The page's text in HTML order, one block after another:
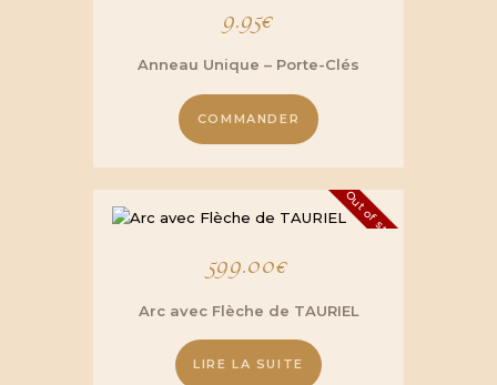
9.95€
Anneau Unique – Porte-Clés
COMMANDER
Out of stock
599.00€
Arc avec Flèche de TAURIEL
LIRE LA SUITE